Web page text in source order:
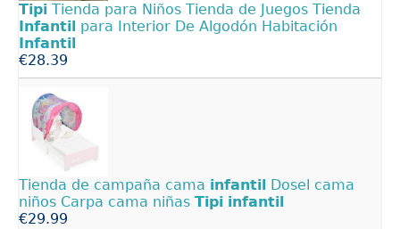
Tipi Tienda para Niños Tienda de Juegos Tienda
Infantil para Interior De Algodón Habitación
Infantil
€28.39
Tienda de campaña cama infantil Dosel cama
niños Carpa cama niñas Tipi infantil
€29.99